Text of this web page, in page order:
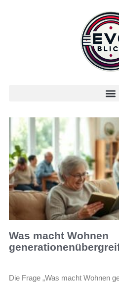
Was macht Wohnen
Die Frage „Was macht Wohnen